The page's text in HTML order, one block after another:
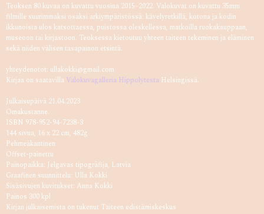
Teoksen 80 kuvaa on kuvattu vuosina 2015–2022. Valokuvat on kuvattu 35mm
filmille suurimmaksi osaksi arkiympäristössä: kävelyretkillä, kotona ja kodin
ikkunoista ulos katsottaessa, puistossa oleskellessa, matkoilla ruokakauppaan,
museoon tai kirjastoon. Teoksessa kietoutuu yhteen taiteen tekeminen ja eläminen
sekä niiden välisen tasapainon etsintä.
yhteydenotot: ullakokki@gmail.com
Kirjaa on saatavilla Valokuvagalleria Hippolytesta Helsingissä.
Julkaisupäivä 21.04.2023
Omakustanne.
ISBN 978-952-94-7238-3
144 sivua, 16 x 22 cm, 482g
Pehmeäkantinen
Offset-painettu
Painopaikka: Jelgavas tipogrāfija, Latvia
Graafinen suunnittelu: Ulla Kokki
Sisäsivujen kuvitukset: Anna Kokki
Painos 300 kpl
Kirjan julkaisemista on tukenut Taiteen edistämiskeskus